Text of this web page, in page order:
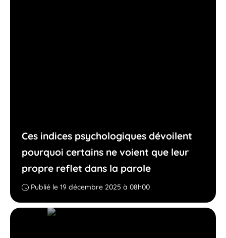
Ces indices psychologiques dévoilent
pourquoi certains ne voient que leur
propre reflet dans la parole
Publié le 19 décembre 2025 à 08h00